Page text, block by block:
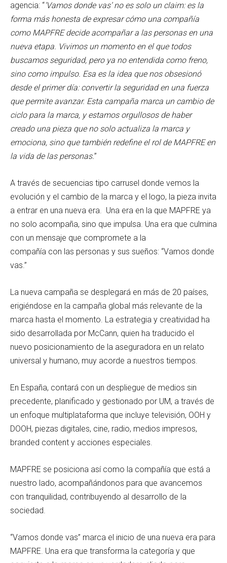
agencia: “‘Vamos donde vas’ no es solo un claim: es la
forma más honesta de expresar cómo una compañía
como MAPFRE decide acompañar a las personas en una
nueva etapa. Vivimos un momento en el que todos
buscamos seguridad, pero ya no entendida como freno,
sino como impulso. Esa es la idea que nos obsesionó
desde el primer día: convertir la seguridad en una fuerza
que permite avanzar. Esta campaña marca un cambio de
ciclo para la marca, y estamos orgullosos de haber
creado una pieza que no solo actualiza la marca y
emociona, sino que también redefine el rol de MAPFRE en
la vida de las personas.”
A través de secuencias tipo carrusel donde vemos la
evolución y el cambio de la marca y el logo, la pieza invita
a entrar en una nueva era. Una era en la que MAPFRE ya
no solo acompaña, sino que impulsa. Una era que culmina
con un mensaje que compromete a la
compañía con las personas y sus sueños: “Vamos donde
vas.”
La nueva campaña se desplegará en más de 20 países,
erigiéndose en la campaña global más relevante de la
marca hasta el momento. La estrategia y creatividad ha
sido desarrollada por McCann, quien ha traducido el
nuevo posicionamiento de la aseguradora en un relato
universal y humano, muy acorde a nuestros tiempos.
En España, contará con un despliegue de medios sin
precedente, planificado y gestionado por UM, a través de
un enfoque multiplataforma que incluye televisión, OOH y
DOOH, piezas digitales, cine, radio, medios impresos,
branded content y acciones especiales.
MAPFRE se posiciona así como la compañía que está a
nuestro lado, acompañándonos para que avancemos
con tranquilidad, contribuyendo al desarrollo de la
sociedad.
“Vamos donde vas” marca el inicio de una nueva era para
MAPFRE. Una era que transforma la categoría y que